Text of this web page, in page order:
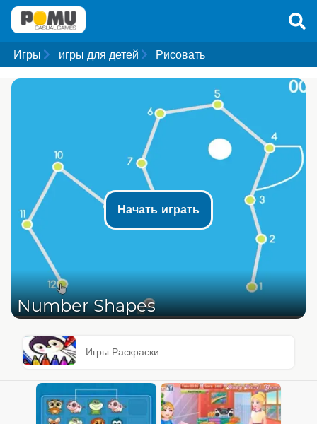
Игры игры для детей Рисовать
Начать играть
Number Shapes
Игры Раскраски